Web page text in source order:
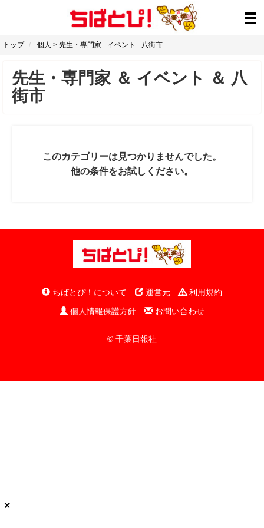
トップ 個人 > 先生・専門家 - イベント - 八街市
先生・専門家 ＆ イベント ＆ 八
街市
このカテゴリーは見つかりませんでした。
他の条件をお試しください。
ちばとぴ！について 運営元
利用規約
個人情報保護方針
お問い合わせ
© 千葉日報社
×